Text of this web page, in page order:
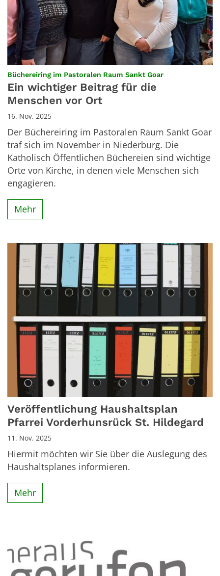
Büchereiring im Pastoralen Raum Sankt Goar:
Ein wichtiger Beitrag für die
Menschen vor Ort
16. Nov. 2025
Der Büchereiring im Pastoralen Raum Sankt Goar
traf sich im November in Niederburg. Die
Katholisch Öffentlichen Büchereien sind wichtige
Orte von Kirche, in denen viele Menschen sich
engagieren.
Mehr
Veröffentlichung Haushaltsplan
Pfarrei Vorderhunsrück St. Hildegard
11. Nov. 2025
Hiermit möchten wir Sie über die Auslegung des
Haushaltsplanes informieren.
Mehr